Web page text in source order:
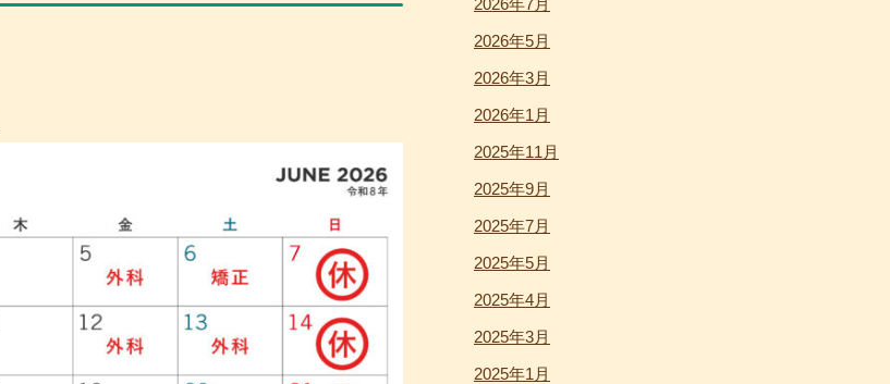
2026年7月
2026年5月
2026年3月
2026年1月
2025年11月
2025年9月
2025年7月
2025年5月
2025年4月
2025年3月
2025年1月